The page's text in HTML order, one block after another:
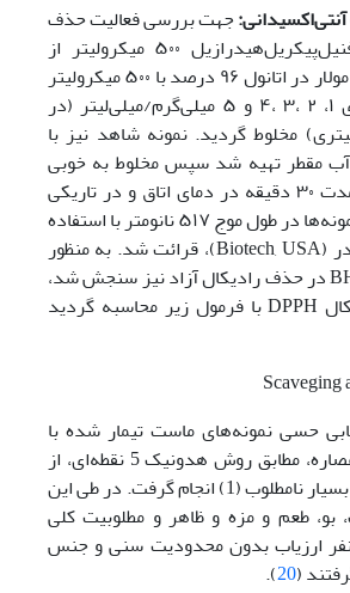
آنتی‌اکسیدانی:جهت بررسی فعالیت حذف
رادیکال آزاد دی‌فنیل‌پیکریل‌هیدرازیل ۵۰۰ میکرولیتر از
۱۶/۰ مولار در اتانول ۹۶ درصد با ۵۰۰ میکرولیتر
نمونه در غلظت‌های ۱، ۲ ،۳ ،۴ و ۵ میلی‌گرم/میلی‌لیتر (در
۲ میلی‌لیتری) مخلوط گردید. نمونه شاهد نیز با
آب مقطر تهیه شد سپس مخلوط به خوبی
ورتکس شد و به مدت ۳۰ دقیقه در دمای اتاق و در تاریکی
انکوبه شد. جذب نمونه‌ها در طول موج ۵۱۷ نانومتر با استفاده
از دستگاه الایزا ریدر (Biotech, USA)، قرائت شد. به منظور
مقایسه، توانایی BHA در حذف رادیکال آزاد نیز سنجش شد،
ظرفیت حذف رادیکال DPPH با فرمول زیر محاسبه گردید
Scaveging
حسی نمونه‌های ماست تیمار شده با
غلظت‌های مختلف عصاره، مطابق روش هدونیک 5 نقطه‌ای، از
بسیار مطلوب (5) تا بسیار نامطلوب (1) انجام گرفت. در طی این
بو، طعم و مزه و ظاهر و مطلوبیت کلی
توسط 12 نفر ارزیاب بدون محدودیت سنی و جنس
(
20
).